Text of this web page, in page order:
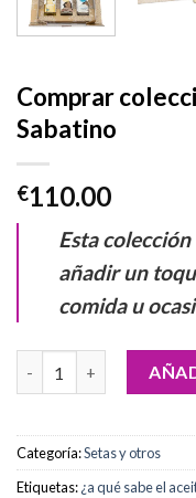
Comprar
Sabatino
€110.00
Esta
añadir un
comida u
Comprar colección de
Categoría:Setas y otros
Etiquetas:¿a qué sabe el